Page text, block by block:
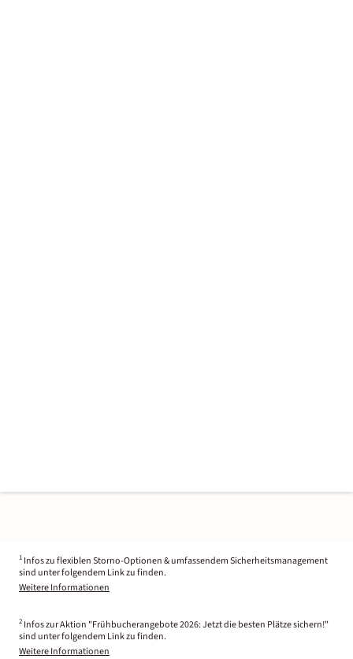
1 Infos zu flexiblen Storno-Optionen & umfassendem Sicherheitsmanagement
sind unter folgendem Link zu finden.
Weitere Informationen
2 Infos zur Aktion "Frühbucherangebote 2026: Jetzt die besten Plätze sichern!"
sind unter folgendem Link zu finden.
Weitere Informationen